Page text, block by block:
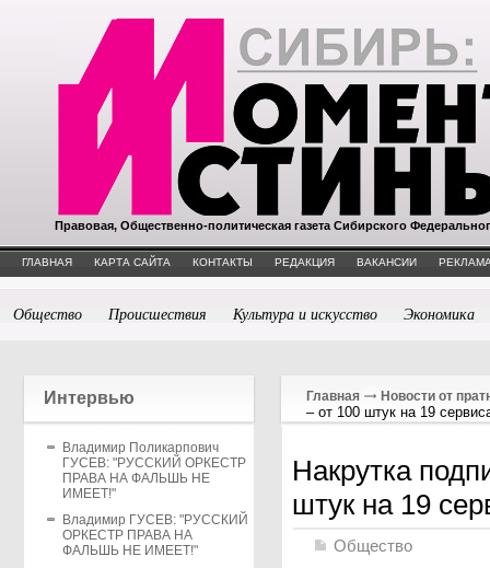
Правовая, Общественно-политическая газета Сибирского
ГЛАВНАЯ КАРТА САЙТА КОНТАКТЫ РЕДАКЦИЯ ВАКАНСИИ
Общество Происшествия Культура и искусство Экономика
Интервью
Владимир Поликарпович
ГУСЕВ: "РУССКИЙ ОРКЕСТР
ПРАВА НА ФАЛЬШЬ НЕ
ИМЕЕТ!"
Владимир ГУСЕВ: "РУССКИЙ
ОРКЕСТР ПРАВА НА
ФАЛЬШЬ НЕ ИМЕЕТ!"
Главная Новости от
– от 100 штук на 19
Накрутка
штук на 19
Общество